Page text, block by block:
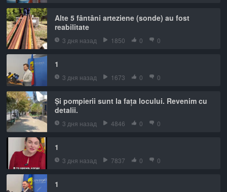
Alte 5 fântâni arteziene (sonde) au fost
reabilitate
3 дня назад 1850 0 0
1
3 дня назад 1673 0 0
Și pompierii sunt la fața locului. Revenim cu
detalii.
3 дня назад 4846 0 0
1
3 дня назад 7837 0 0
1